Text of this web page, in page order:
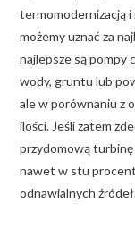
termomodernizacją i
możemy uznać za
najlepsze są pompy
wody, gruntu lub
ale w porównaniu z
ilości. Jeśli zatem
przydomową turbinę
nawet w stu
odnawialnych